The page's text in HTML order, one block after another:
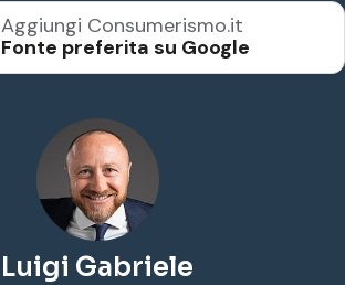
Aggiungi Consumerismo.it
Fonte preferita su Google
Luigi Gabriele